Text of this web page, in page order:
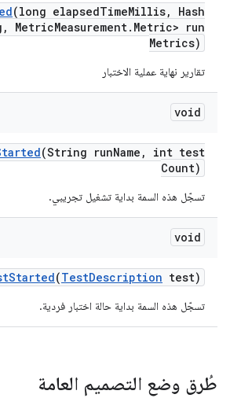
(long elapsedTimeMillis,
Hash
, MetricMeasurement. Metric> run
Metrics)
تقارير نهاية عملية الاختبار
void
(String runName ,
int test
Count)
تسجّل هذه السمة بداية تشغيل تجريبي.
void
Started(TestDescription test)
تسجّل هذه السمة بداية حالة اختبار فردية.
طُرق وضع التصميم العامة